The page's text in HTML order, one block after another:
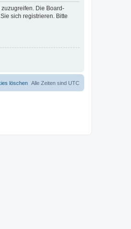
Die Board-
sich registrieren. Bitte
Alle Zeiten sind UTC
löschen